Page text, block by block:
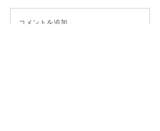
キャンペーン実施中！
コメントを追加…